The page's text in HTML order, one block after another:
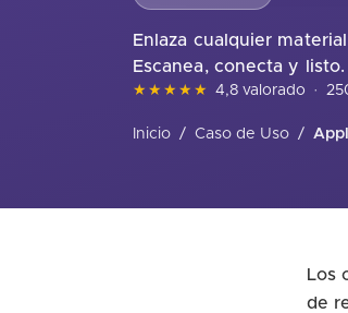
Enlaza cualquier
Escanea, conecta y listo.
★★★★★ 4,8 valorado ·
Inicio / Caso de Uso /
Los
de